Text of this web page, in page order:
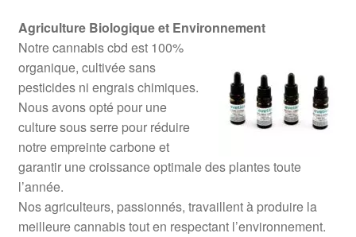
Agriculture Biologique et Environnement
Notre cannabis cbd est 100%
organique, cultivée sans
pesticides ni engrais chimiques.
Nous avons opté pour une
culture sous serre pour réduire
notre empreinte carbone et
garantir une croissance optimale des plantes toute
l’année.
Nos agriculteurs, passionnés, travaillent à produire la
meilleure cannabis tout en respectant l’environnement.